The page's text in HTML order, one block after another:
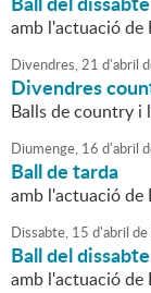
amb l'actuació de
Divendres,21 d'abril
Divendres
Balls de country i
Diumenge, 16 d'abril
Ball de tarda
amb l'actuació de
Dissabte, 15 d'abril de
Ball del dissabte
amb l'actuació de